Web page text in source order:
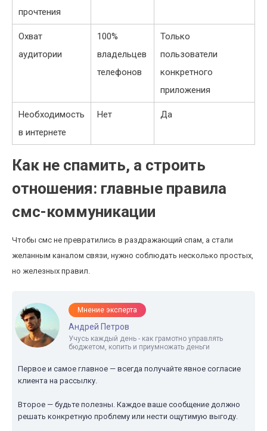
прочтения
Охват
аудитории
100%
владельцев
телефонов
Только
пользователи
конкретного
приложения
Необходимость
в интернете
Нет Да
Как не спамить, а строить
отношения: главные правила
смс-коммуникации
Чтобы смс не превратились в раздражающий спам, а стали
желанным каналом связи, нужно соблюдать несколько простых,
но железных правил.
Мнение эксперта
Андрей Петров
Учусь каждый день - как грамотно управлять
бюджетом, копить и приумножать деньги
Первое и самое главное — всегда получайте явное согласие
клиента на рассылку.
Второе — будьте полезны. Каждое ваше сообщение должно
решать конкретную проблему или нести ощутимую выгоду.